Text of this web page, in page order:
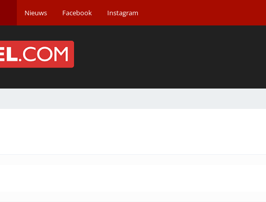
Nieuws Facebook Instagram